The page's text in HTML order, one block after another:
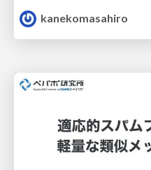
kanekomasahiro